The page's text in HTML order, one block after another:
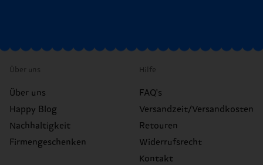
Über uns
Über uns
Happy Blog
Nachhaltigkeit
Firmengeschenken
Hilfe
FAQ's
Versandzeit/Versandkosten
Retouren
Widerrufsrecht
Kontakt